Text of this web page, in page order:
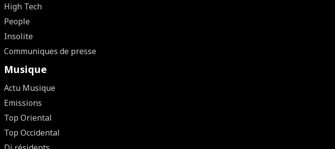
High Tech
People
Insolite
Communiques de presse
Musique
Actu Musique
Emissions
Top Oriental
Top Occidental